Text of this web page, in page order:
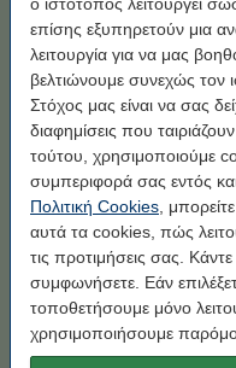
επίσης εξυπηρετούν μια
λειτουργία για να μας
βελτιώνουμε συνεχώς τον
Στόχος μας είναι να σας
διαφημίσεις που
τούτου, χρησιμοποιούμε
συμπεριφορά σας εντός
Πολιτική Cookies ,
αυτά τα cookies, πώς
τις προτιμήσεις σας.
συμφωνήσετε. Εάν
τοποθετήσουμε μόνο
χρησιμοποιήσουμε
Άμεσα διαθέσιμο
Τιμή ανά ml 1,17 €
19,90 €
Βάλε στο καλάθι το Black
Συμβατό
Capacity Black
18,90 €
Μη ξεχάσεις το Χαρτί